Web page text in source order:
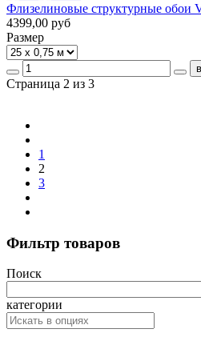
Флизелиновые структурные обои
4399,00 руб
Размер
Страница 2 из 3
1
2
3
Фильтр товаров
Поиск
категории